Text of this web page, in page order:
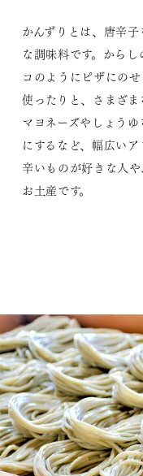
かんずりとは、唐辛
な調味料です。から
コのようにピザにの
使ったりと、さまざ
マヨネーズやしょう
にするなど、幅広いア
辛いものが好きな人
お土産です。